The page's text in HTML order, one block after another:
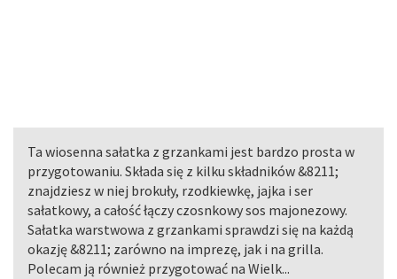
Ta wiosenna sałatka z grzankami jest bardzo prosta w
przygotowaniu. Składa się z kilku składników &8211;
znajdziesz w niej brokuły, rzodkiewkę, jajka i ser
sałatkowy, a całość łączy czosnkowy sos majonezowy.
Sałatka warstwowa z grzankami sprawdzi się na każdą
okazję &8211; zarówno na imprezę, jak i na grilla.
Polecam ją również przygotować na Wielk...